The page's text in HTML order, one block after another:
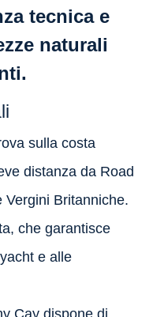
tecnica e
naturali
sulla costa
distanza da Road
Vergini Britanniche.
che garantisce
e alle
Cay dispone di